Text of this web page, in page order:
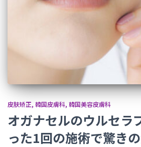
皮肤矫正 韓国皮膚科 韓国美容皮膚科
オガナセルのウルセラ
った1回の施術で驚き